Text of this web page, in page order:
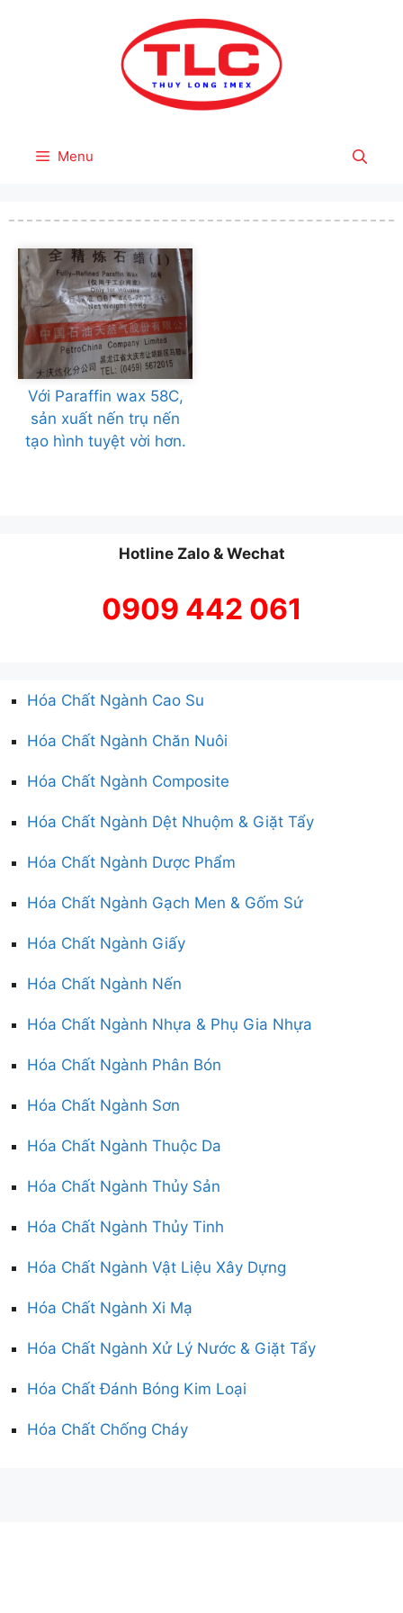
Menu
Với Paraffin wax 58C,
sản xuất nến trụ nến
tạo hình tuyệt vời hơn.
Hotline Zalo & Wechat
0909 442 061
Hóa Chất Ngành Cao Su
Hóa Chất Ngành Chăn Nuôi
Hóa Chất Ngành Composite
Hóa Chất Ngành Dệt Nhuộm & Giặt Tẩy
Hóa Chất Ngành Dược Phẩm
Hóa Chất Ngành Gạch Men & Gốm Sứ
Hóa Chất Ngành Giấy
Hóa Chất Ngành Nến
Hóa Chất Ngành Nhựa & Phụ Gia Nhựa
Hóa Chất Ngành Phân Bón
Hóa Chất Ngành Sơn
Hóa Chất Ngành Thuộc Da
Hóa Chất Ngành Thủy Sản
Hóa Chất Ngành Thủy Tinh
Hóa Chất Ngành Vật Liệu Xây Dựng
Hóa Chất Ngành Xi Mạ
Hóa Chất Ngành Xử Lý Nước & Giặt Tẩy
Hóa Chất Đánh Bóng Kim Loại
Hóa Chất Chống Cháy